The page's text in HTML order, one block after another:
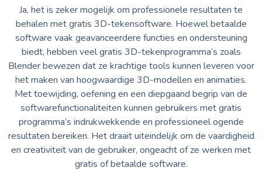
Ja, het is zeker mogelijk om professionele resultaten te
behalen met gratis 3D-tekensoftware. Hoewel betaalde
software vaak geavanceerdere functies en ondersteuning
biedt, hebben veel gratis 3D-tekenprogramma’s zoals
Blender bewezen dat ze krachtige tools kunnen leveren voor
het maken van hoogwaardige 3D-modellen en animaties.
Met toewijding, oefening en een diepgaand begrip van de
softwarefunctionaliteiten kunnen gebruikers met gratis
programma’s indrukwekkende en professioneel ogende
resultaten bereiken. Het draait uiteindelijk om de vaardigheid
en creativiteit van de gebruiker, ongeacht of ze werken met
gratis of betaalde software.